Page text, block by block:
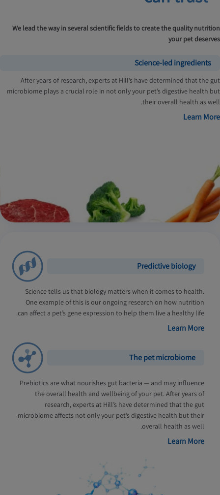
We lead the way in several scientific fields to create the quality nutrition
your pet deserves
Science-led ingredients
After years of research, experts at Hill’s have determined that the gut
microbiome plays a crucial role in not only your pet’s digestive health but
their overall health as well.
Learn More
Predictive biology
Science tells us that biology matters when it comes to health.
One example of this is our ongoing research on how nutrition
can affect a pet’s gene expression to help them live a healthy life.
Learn More
The pet microbiome
Prebiotics are what nourishes gut bacteria — and may influence
the overall health and wellbeing of your pet. After years of
research, experts at Hill’s have determined that the gut
microbiome affects not only your pet’s digestive health but their
overall health as well.
Learn More